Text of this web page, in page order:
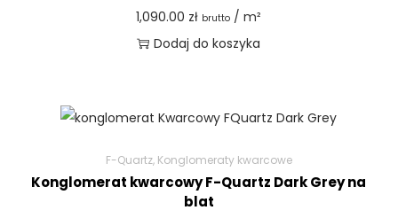
1,090.00 zł brutto / m²
Dodaj do koszyka
F-Quartz, Konglomeraty kwarcowe
Konglomerat kwarcowy F-Quartz Dark Grey na
blat